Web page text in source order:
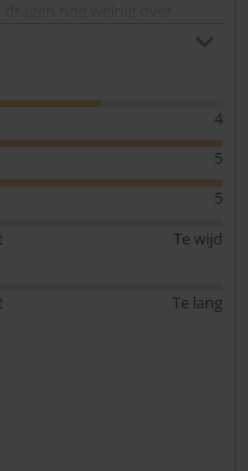
was dat door het design,
of dit dan ook werkelijk
4
5
5
Te wijd
Te lang